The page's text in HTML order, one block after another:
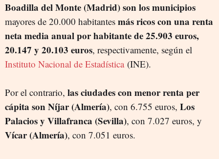
Boadilla del Monte (Madrid) son los municipios
mayores de 20.000 habitantes más ricos con una renta
neta media anual por habitante de 25.903 euros,
20.147 y 20.103 euros, respectivamente, según el
Instituto Nacional de Estadística(INE).
Por el contrario, las ciudades con menor renta per
cápita son Níjar (Almería), con 6.755 euros, Los
Palacios y Villafranca (Sevilla), con 7.027 euros, y
Vícar (Almería), con 7.051 euros.